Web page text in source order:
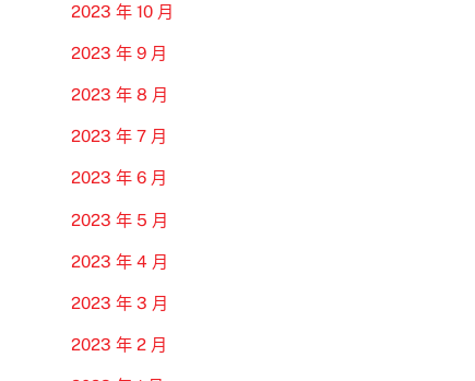
2023 年 10 月
2023 年 9 月
2023 年 8 月
2023 年 7 月
2023 年 6 月
2023 年 5 月
2023 年 4 月
2023 年 3 月
2023 年 2 月